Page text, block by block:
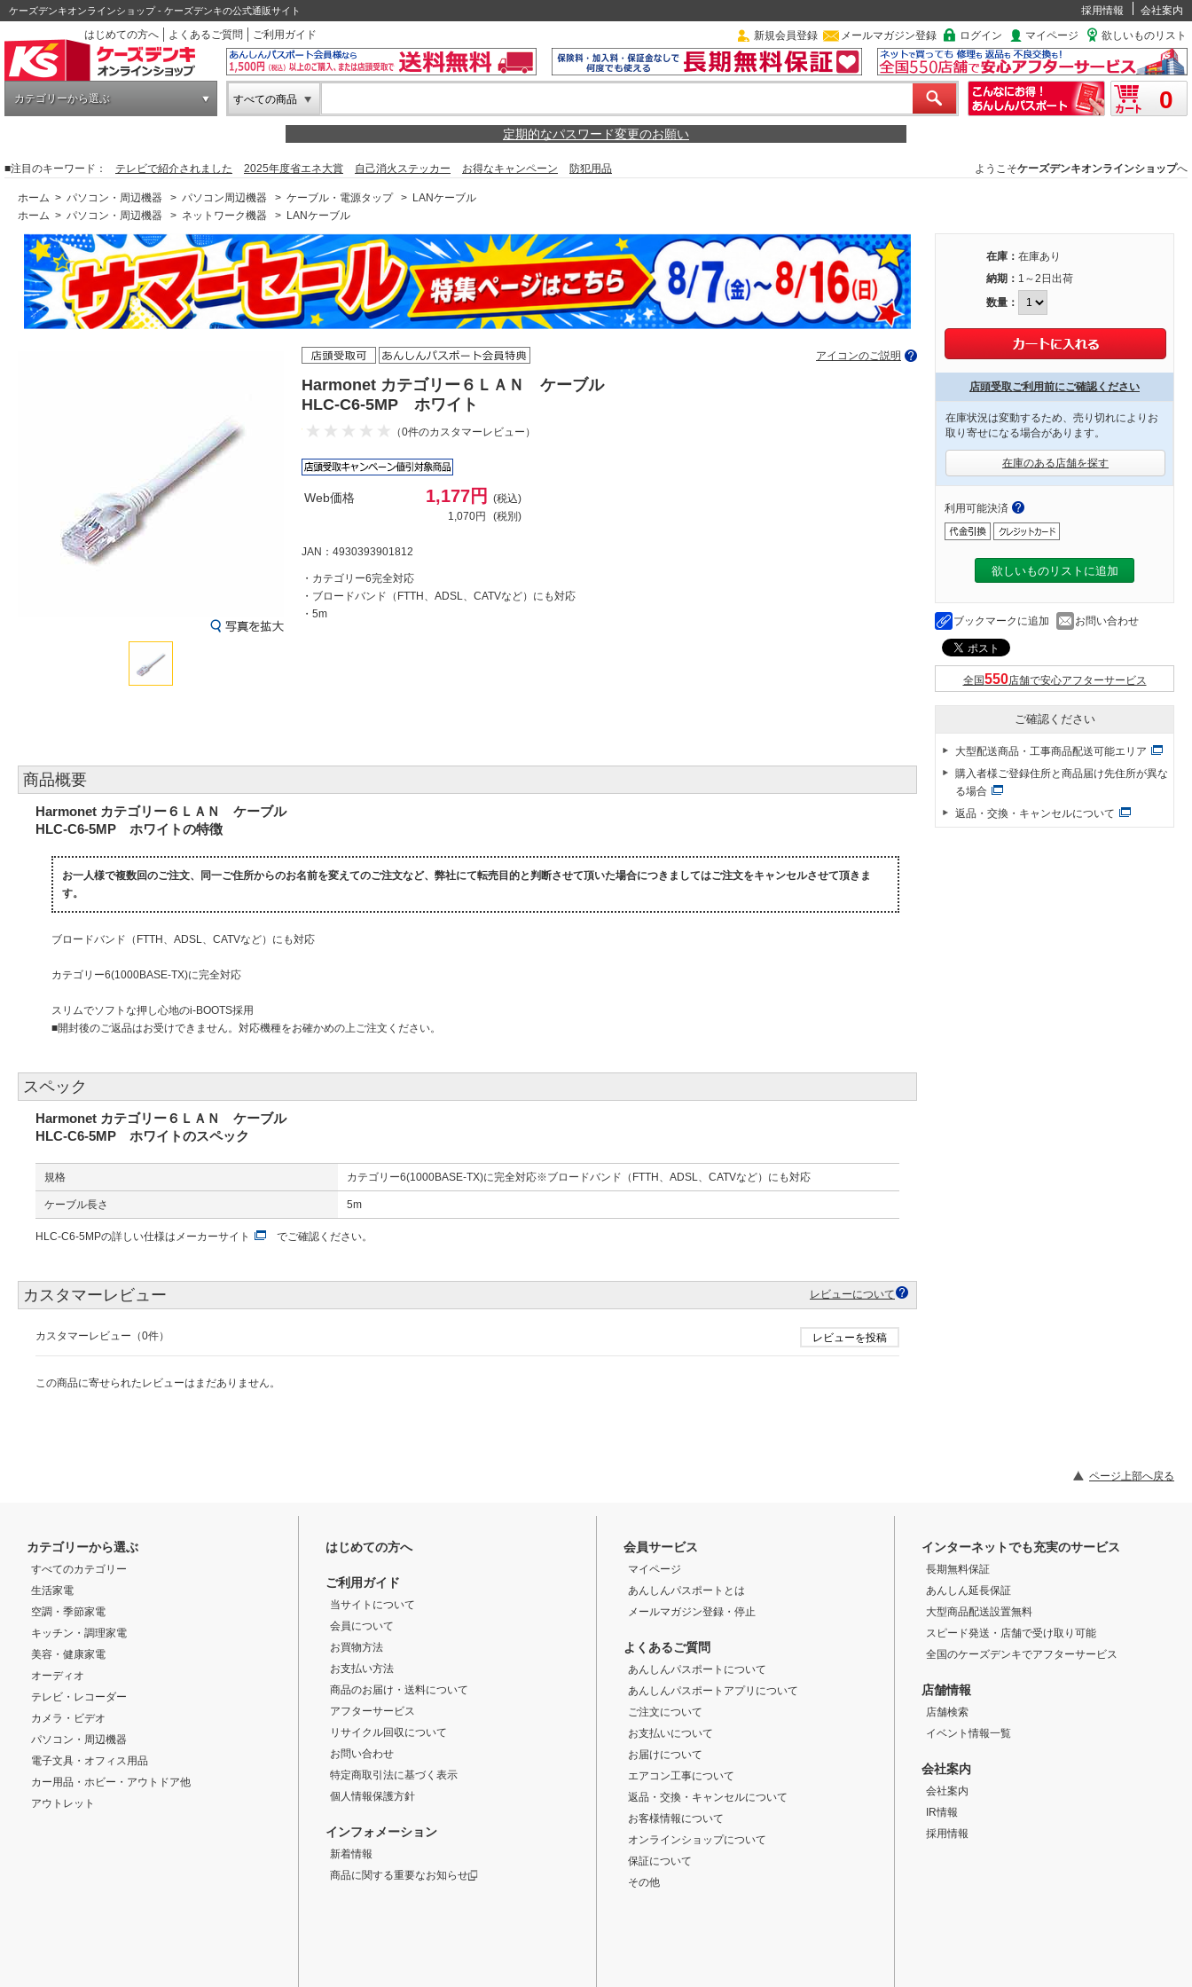
ケーズデンキオンラインショップ - ケーズデンキの公式通販サイト 採用情報
会社案内
はじめての方へ
よくあるご質問 ご利用ガイド 新規会員登録 メールマガジン登録 ログイン マイページ 欲しいものリスト
カテゴリーから選ぶ すべての商品 0
定期的なパスワード変更のお願い
■注目のキーワード： テレビで紹介されました 2025年度省エネ大賞 自己消火ステッカー お得なキャンペーン 防犯用品 ようこそケーズデンキオンラインショップへ
ホーム > パソコン・周辺機器 > パソコン周辺機器 > ケーブル・電源タップ > LANケーブル
ホーム > パソコン・周辺機器 > ネットワーク機器 > LANケーブル
アイコンのご説明
Harmonet カテゴリー６ＬＡＮ ケーブル
HLC-C6-5MP ホワイト
（0件のカスタマーレビュー）
Web価格 1,177円
(税込)
1,070円
(税別)
JAN：4930393901812
・カテゴリー6完全対応
・ブロードバンド（FTTH、ADSL、CATVなど）にも対応
・5m
商品概要
Harmonet カテゴリー６ＬＡＮ ケーブル
HLC-C6-5MP ホワイトの特徴
お一人様で複数回のご注文、同一ご住所からのお名前を変えてのご注文など、弊社にて転売目的と判断させて頂いた場合につきましてはご注文をキャンセルさせて頂きま
す。
ブロードバンド（FTTH、ADSL、CATVなど）にも対応
カテゴリー6(1000BASE-TX)に完全対応
スリムでソフトな押し心地のi-BOOTS採用
■開封後のご返品はお受けできません。対応機種をお確かめの上ご注文ください。
スペック
Harmonet カテゴリー６ＬＡＮ ケーブル
HLC-C6-5MP ホワイトのスペック
規格 カテゴリー6(1000BASE-TX)に完全対応※ブロードバンド（FTTH、ADSL、CATVなど）にも対応
ケーブル長さ 5m
HLC-C6-5MPの詳しい仕様は メーカーサイト でご確認ください。
カスタマーレビュー レビューについて
カスタマーレビュー（0件） レビューを投稿
この商品に寄せられたレビューはまだありません。
在庫： 在庫あり
納期： 1～2日出荷
数量：
店頭受取ご利用前にご確認ください
在庫状況は変動するため、売り切れによりお
取り寄せになる場合があります。
在庫のある店舗を探す
利用可能決済
欲しいものリストに追加
ブックマークに追加 お問い合わせ
全国 店舗で安心アフターサービス
ご確認ください
大型配送商品・工事商品配送可能エリア
購入者様ご登録住所と商品届け先住所が異な
る場合
返品・交換・キャンセルについて
ページ上部へ戻る
カテゴリーから選ぶ
すべてのカテゴリー
生活家電
空調・季節家電
キッチン・調理家電
美容・健康家電
オーディオ
テレビ・レコーダー
カメラ・ビデオ
パソコン・周辺機器
電子文具・オフィス用品
カー用品・ホビー・アウトドア他
アウトレット
はじめての方へ
ご利用ガイド
当サイトについて
会員について
お買物方法
お支払い方法
商品のお届け・送料について
アフターサービス
リサイクル回収について
お問い合わせ
特定商取引法に基づく表示
個人情報保護方針
インフォメーション
新着情報
商品に関する重要なお知らせ
会員サービス
マイページ
あんしんパスポートとは
メールマガジン登録・停止
よくあるご質問
あんしんパスポートについて
あんしんパスポートアプリについて
ご注文について
お支払いについて
お届けについて
エアコン工事について
返品・交換・キャンセルについて
お客様情報について
オンラインショップについて
保証について
その他
インターネットでも充実のサービス
長期無料保証
あんしん延長保証
大型商品配送設置無料
スピード発送・店舗で受け取り可能
全国のケーズデンキでアフターサービス
店舗情報
店舗検索
イベント情報一覧
会社案内
会社案内
IR情報
採用情報